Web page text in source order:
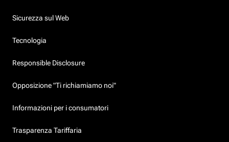
Sicurezza sul Web
Tecnologia
Responsible Disclosure
Opposizione "Ti richiamiamo noi"
Informazioni per i consumatori
Trasparenza Tariffaria